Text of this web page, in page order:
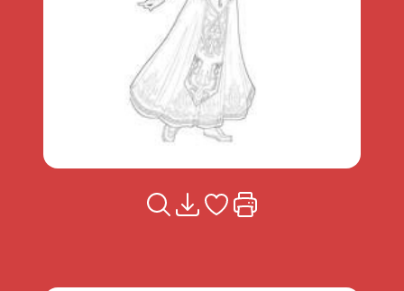
Voir la fiche
Télécharger
Ajouter à mes coups de
Imprimer